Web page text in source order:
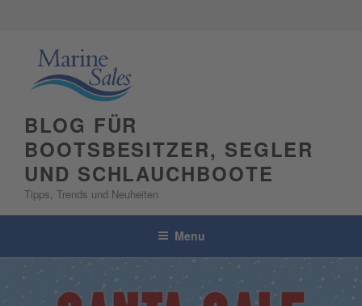
BLOG FÜR
BOOTSBESITZER, SEGLER
UND SCHLAUCHBOOTE
Tipps, Trends und Neuheiten
Menu